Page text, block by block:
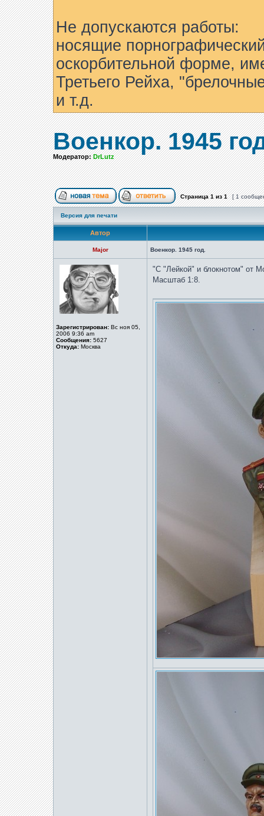
Не допускаются работы:
носящие
оскорбительной форме,
Третьего Рейха,
и т.д.
Военкор. 1945
Модератор:DrLutz
Страница1из1 [ 1
Версия для печати
Автор
Major Военкор. 1945 год.
Зарегистрирован: Вс ноя 05,
2006 9:36 am
Сообщения: 5627
Откуда: Москва
"С "Лейкой" и блокнотом" от
Масштаб 1:8.